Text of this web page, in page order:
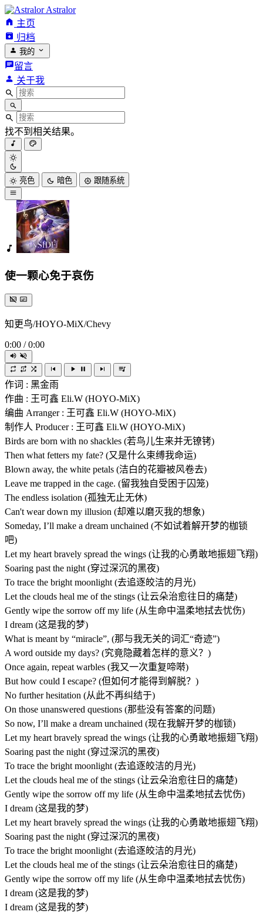
Astralor
主页
归档
我的
留言
关于我
找不到相关结果。
亮色 暗色 跟随系统
使一颗心免于哀伤
知更鸟/HOYO-MiX/Chevy
0:00 / 0:00
作词 : 黑金雨
作曲 : 王可鑫 Eli.W (HOYO-MiX)
编曲 Arranger : 王可鑫 Eli.W (HOYO-MiX)
制作人 Producer : 王可鑫 Eli.W (HOYO-MiX)
Birds are born with no shackles (若鸟儿生来并无镣铐)
Then what fetters my fate? (又是什么束缚我命运)
Blown away, the white petals (洁白的花瓣被风卷去)
Leave me trapped in the cage. (留我独自受困于囚笼)
The endless isolation (孤独无止无休)
Can't wear down my illusion (却难以磨灭我的想象)
Someday, I’ll make a dream unchained (不如试着解开梦的枷锁
吧)
Let my heart bravely spread the wings (让我的心勇敢地振翅飞翔)
Soaring past the night (穿过深沉的黑夜)
To trace the bright moonlight (去追逐皎洁的月光)
Let the clouds heal me of the stings (让云朵治愈往日的痛楚)
Gently wipe the sorrow off my life (从生命中温柔地拭去忧伤)
I dream (这是我的梦)
What is meant by “miracle”, (那与我无关的词汇“奇迹”)
A word outside my days? (究竟隐藏着怎样的意义？)
Once again, repeat warbles (我又一次重复啼啭)
But how could I escape? (但如何才能得到解脱？)
No further hesitation (从此不再纠结于)
On those unanswered questions (那些没有答案的问题)
So now, I’ll make a dream unchained (现在我解开梦的枷锁)
Let my heart bravely spread the wings (让我的心勇敢地振翅飞翔)
Soaring past the night (穿过深沉的黑夜)
To trace the bright moonlight (去追逐皎洁的月光)
Let the clouds heal me of the stings (让云朵治愈往日的痛楚)
Gently wipe the sorrow off my life (从生命中温柔地拭去忧伤)
I dream (这是我的梦)
Let my heart bravely spread the wings (让我的心勇敢地振翅飞翔)
Soaring past the night (穿过深沉的黑夜)
To trace the bright moonlight (去追逐皎洁的月光)
Let the clouds heal me of the stings (让云朵治愈往日的痛楚)
Gently wipe the sorrow off my life (从生命中温柔地拭去忧伤)
I dream (这是我的梦)
I dream (这是我的梦)